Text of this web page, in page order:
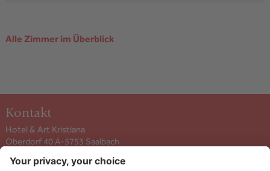
Alle Zimmer im Überblick
Kontakt
Hotel & Art Kristiana
Oberdorf 40 A-5753 Saalbach
info@kristiana.at